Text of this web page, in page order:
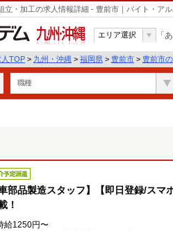
立・加工の求人情報詳細 - 豊前市｜バイト・ア
九州・沖縄
エリア選択 「
人TOP > 九州・沖縄 > 福岡県 > 豊前市 > 豊前市
職種
遣
派遣
品製造スタッフ】【即日登録/スマ
！
給1250円〜